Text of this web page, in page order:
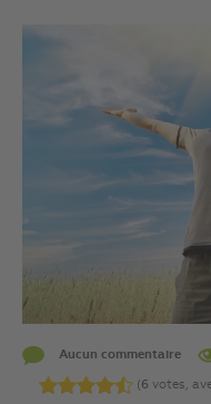
Aucun commentaire
(6 votes,